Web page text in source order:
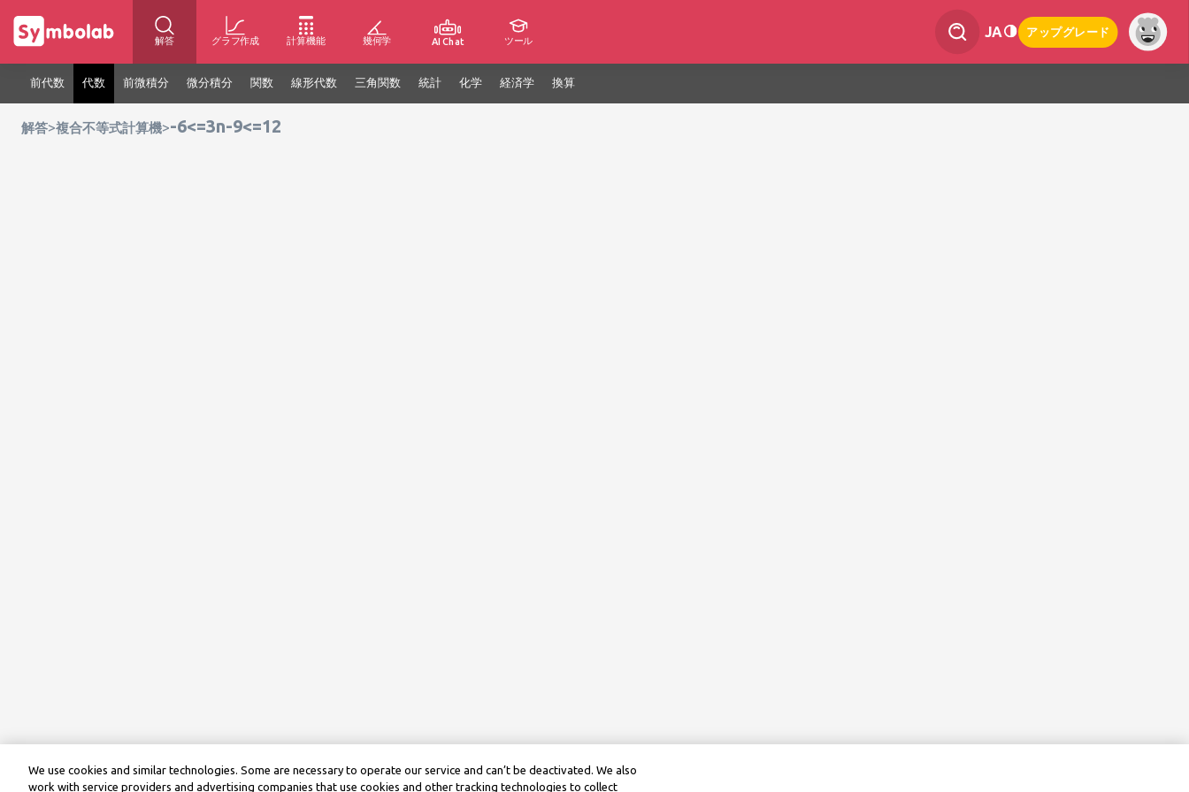
解答 グラフ作成 計算機能 幾何学 AI Chat ツール
JA アップグレード
前代数 代数 前微積分 微分積分 関数 線形代数 三角関数 統計 化学 経済学 換算
解答>複合不等式計算機>-6<=3n-9<=12
We use cookies and similar technologies. Some are necessary to operate our service and can’t be deactivated. We also
work with service providers and advertising companies that use cookies and other tracking technologies to collect